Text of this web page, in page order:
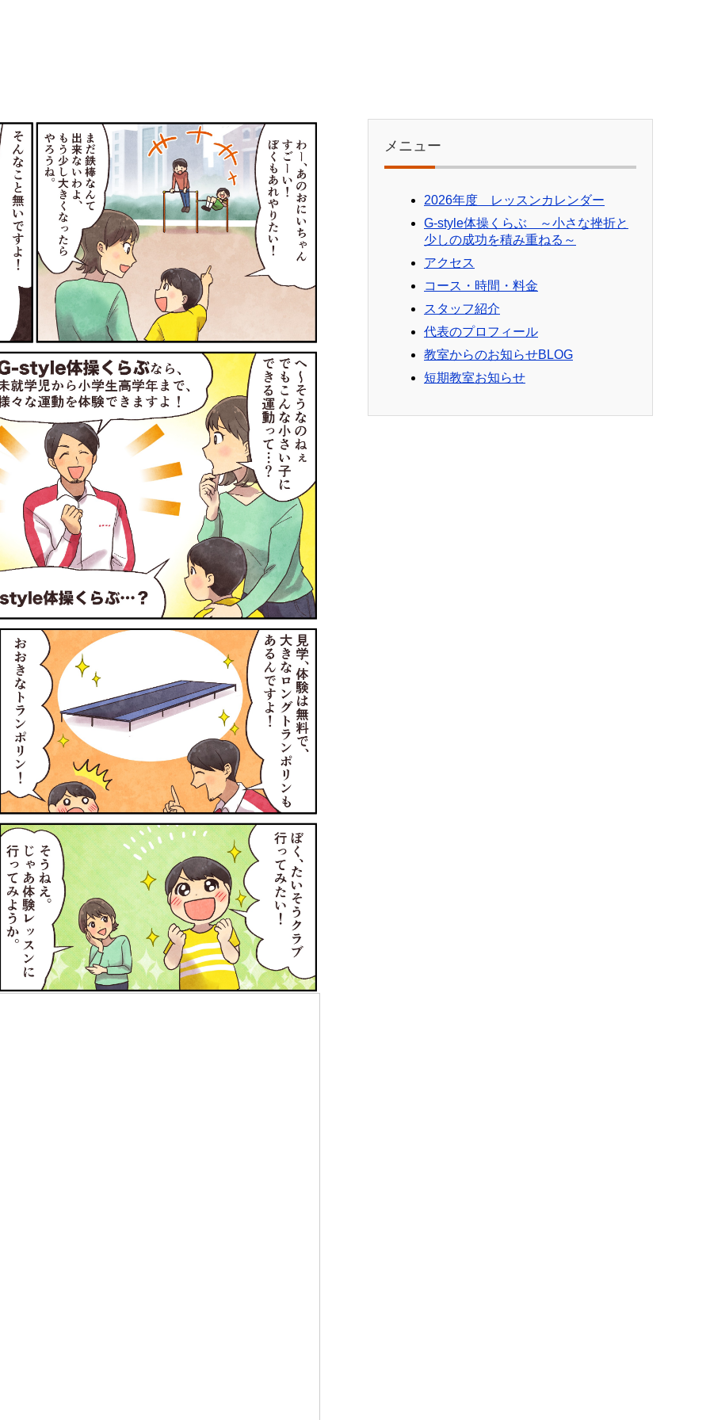
メニュー
2026年度 レッスンカレンダー
G-style体操くらぶ ～小さな挫折と
少しの成功を積み重ねる～
アクセス
コース・時間・料金
スタッフ紹介
代表のプロフィール
教室からのお知らせBLOG
短期教室お知らせ